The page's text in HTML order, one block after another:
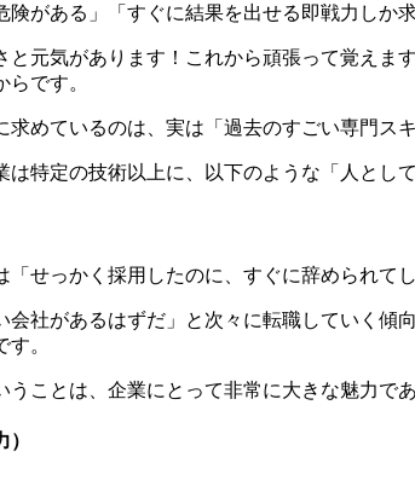
険がある」「すぐに結果を出せる即戦力しか
と元気があります！これから頑張って覚え
です。
めているのは、実は「過去のすごい専門ス
特定の技術以上に、以下のような「人とし
せっかく採用したのに、すぐに辞められて
会社があるはずだ」と次々に転職していく
。
ことは、企業にとって非常に大きな魅力で